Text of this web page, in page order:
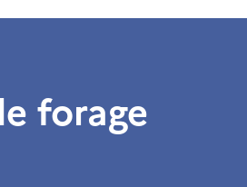
forage